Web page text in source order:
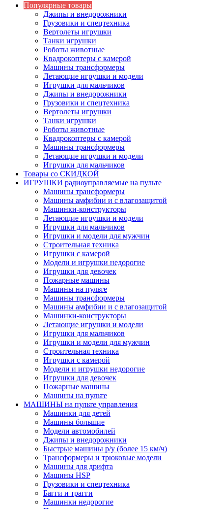
Популярные товары
Джипы и внедорожники
Грузовики и спецтехника
Вертолеты игрушки
Танки игрушки
Роботы животные
Квадрокоптеры с камерой
Машины трансформеры
Летающие игрушки и модели
Игрушки для мальчиков
Джипы и внедорожники
Грузовики и спецтехника
Вертолеты игрушки
Танки игрушки
Роботы животные
Квадрокоптеры с камерой
Машины трансформеры
Летающие игрушки и модели
Игрушки для мальчиков
Товары со СКИДКОЙ
ИГРУШКИ радиоуправляемые на пульте
Машины трансформеры
Машины амфибии и с влагозащитой
Машинки-конструкторы
Летающие игрушки и модели
Игрушки для мальчиков
Игрушки и модели для мужчин
Строительная техника
Игрушки с камерой
Модели и игрушки недорогие
Игрушки для девочек
Пожарные машины
Машины на пульте
Машины трансформеры
Машины амфибии и с влагозащитой
Машинки-конструкторы
Летающие игрушки и модели
Игрушки для мальчиков
Игрушки и модели для мужчин
Строительная техника
Игрушки с камерой
Модели и игрушки недорогие
Игрушки для девочек
Пожарные машины
Машины на пульте
МАШИНЫ на пульте управления
Машинки для детей
Машины большие
Модели автомобилей
Джипы и внедорожники
Быстрые машины р/у (более 15 км/ч)
Трансформеры и трюковые модели
Машины для дрифта
Машины HSP
Грузовики и спецтехника
Багги и трагги
Машинки недорогие